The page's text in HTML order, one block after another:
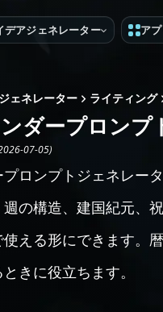
デアジェネレーター アプ
ェネレーター ライティング
ダープロンプ
07-05)
ロンプトジェネレー
の構造、建国紀元、
える形にできます。
きに役立ちます。